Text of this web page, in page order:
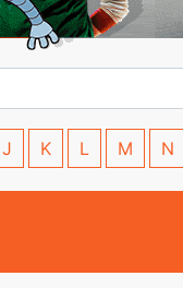
J K L M N